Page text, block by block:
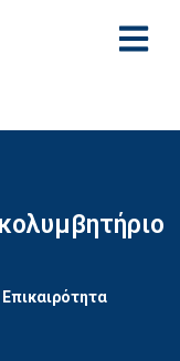
Επικαιρότητα